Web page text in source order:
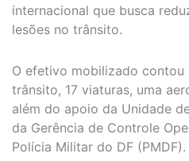
internacional que busca
lesões no trânsito.
O efetivo mobilizado contou
trânsito, 17 viaturas, uma
além do apoio da Unidade
da Gerência de Controle
Polícia Militar do DF (PMDF).